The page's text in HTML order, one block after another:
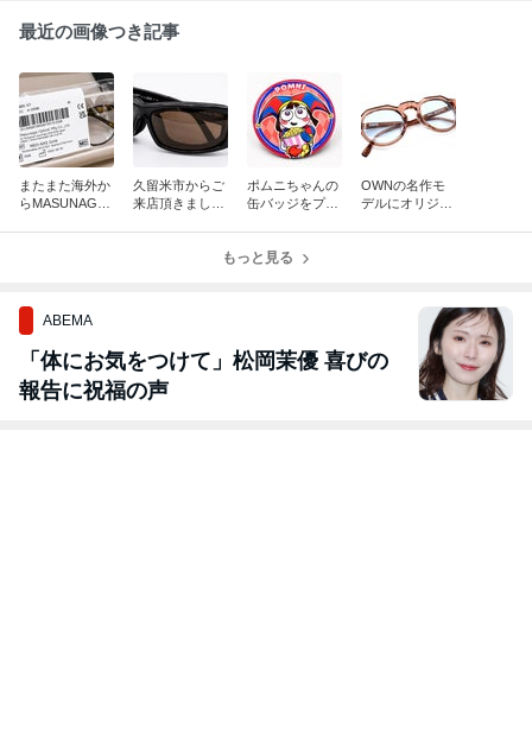
最近の画像つき記事
またまた海外か
らMASUNAGA
久留米市からご
来店頂きました
ポムニちゃんの
缶バッジをプレ
OWNの名作モ
デルにオリジナ
もっと見る
ABEMA
「体にお気をつけて」松岡茉優 喜びの
報告に祝福の声